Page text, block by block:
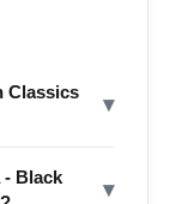
Classics
▾
- Black
▾